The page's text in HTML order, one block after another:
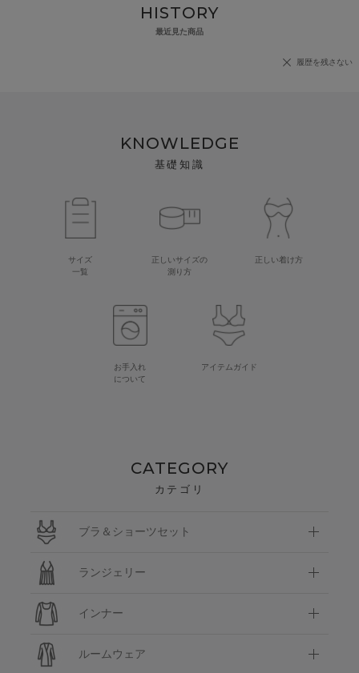
HISTORY
最近見た商品
履歴を残さない
KNOWLEDGE
基礎知識
サイズ
一覧
正しいサイズの
測り方
正しい着け方
お手入れ
について
アイテムガイド
CATEGORY
カテゴリ
ブラ＆ショーツセット
ランジェリー
インナー
ルームウェア